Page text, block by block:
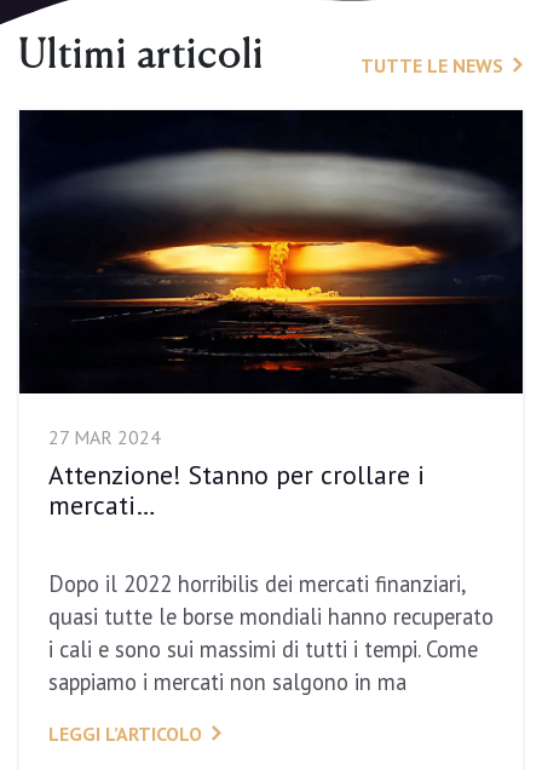
Ultimi articoli TUTTE LE NEWS
27 MAR 2024
Attenzione! Stanno per crollare i
mercati…
Dopo il 2022 horribilis dei mercati finanziari,
quasi tutte le borse mondiali hanno recuperato
i cali e sono sui massimi di tutti i tempi. Come
sappiamo i mercati non salgono in ma
LEGGI L’ARTICOLO